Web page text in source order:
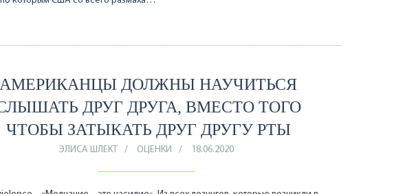
АМЕРИКАНЦЫ ДОЛЖНЫ НАУЧИТЬСЯ
ДРУГ ДРУГА, ВМЕСТО ТОГО
ЧТОБЫ ЗАТЫКАТЬ ДРУГ ДРУГУ РТЫ
ЭЛИСА ШЛЕКТ ОЦЕНКИ 18.06.2020